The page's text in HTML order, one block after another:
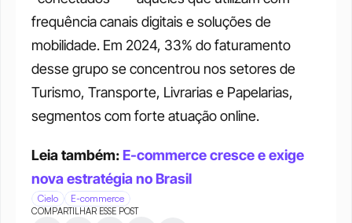
frequência canais digitais e soluções de
mobilidade. Em 2024, 33% do faturamento
desse grupo se concentrou nos setores de
Turismo, Transporte, Livrarias e Papelarias,
segmentos com forte atuação online.
Leia também: E-commerce cresce e exige
nova estratégia no Brasil
Cielo E-commerce
COMPARTILHAR ESSE POST